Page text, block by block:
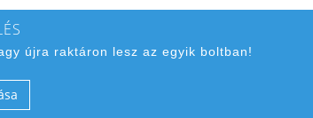
újra raktáron lesz az egyik boltban!